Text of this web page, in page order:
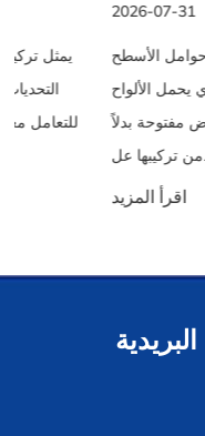
2026-07-31
يختلف عن حوامل الأسطح
الذي يحمل الألواح
على أرض مفتوحة بدلاً
من تركيبها عل...